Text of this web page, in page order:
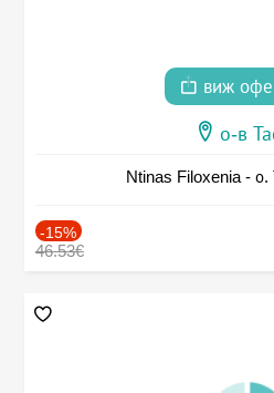
виж
о-в
Ntinas Filoxenia - о.
-15%
46.53€